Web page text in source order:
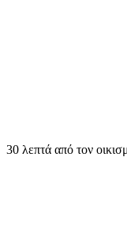
30 λεπτά από τον